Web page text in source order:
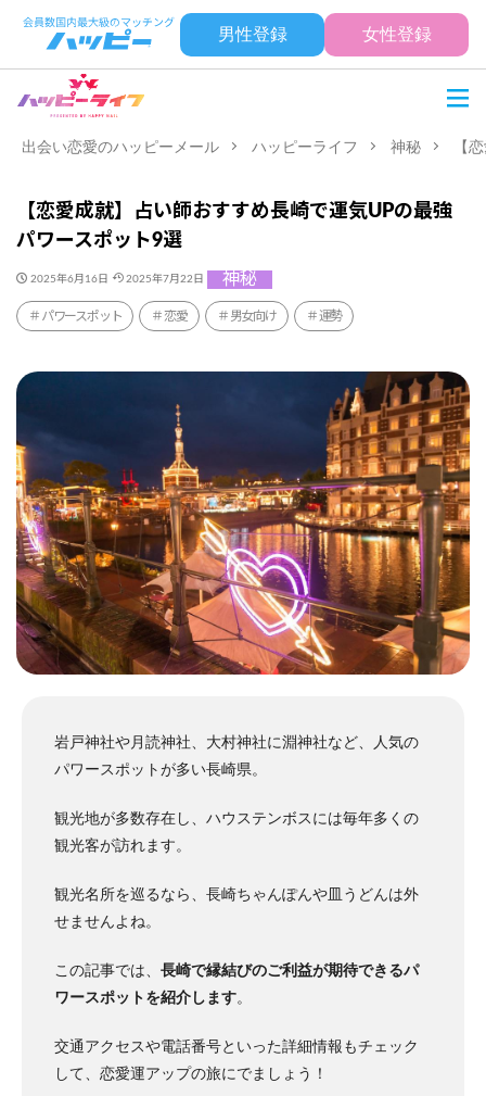
男性登録 女性登録
出会い恋愛のハッピーメール ハッピーライフ 神秘 【
【恋愛成就】占い師おすすめ長崎で運気UPの最強
パワースポット9選
2025年6月16日 2025年7月22日 神秘
パワースポット 恋愛 男女向け 運勢
岩戸神社や月読神社、大村神社に淵神社など、人気の
パワースポットが多い長崎県。
観光地が多数存在し、ハウステンボスには毎年多くの
観光客が訪れます。
観光名所を巡るなら、長崎ちゃんぽんや皿うどんは外
せませんよね。
この記事では、 長崎で縁結びのご利益が期待できるパ
ワースポットを紹介します。
交通アクセスや電話番号といった詳細情報もチェック
して、恋愛運アップの旅にでましょう！